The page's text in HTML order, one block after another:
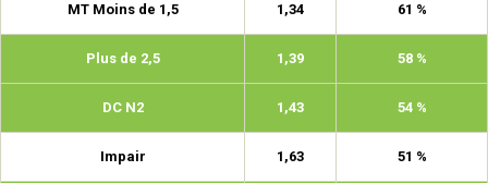
MT Moins de 1,5 1,34 61 %
Plus de 2,5 1,39 58 %
DC N2 1,43 54 %
Impair 1,63 51 %